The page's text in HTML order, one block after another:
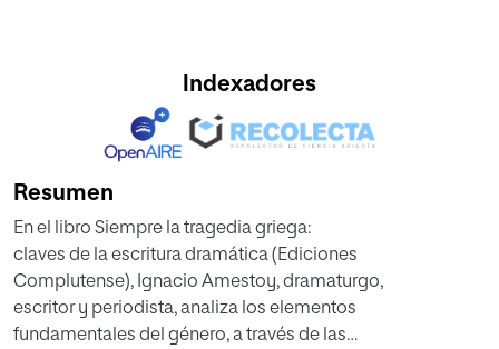
Indexadores
Resumen
En el libro Siempre la tragedia griega:
claves de la escritura dramática (Ediciones
Complutense), Ignacio Amestoy, dramaturgo,
escritor y periodista, analiza los elementos
fundamentales del género, a través de las